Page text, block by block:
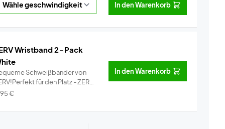
In den Warenkorb
Wristband 2-Pack
Schweißbänder von
für den Platz - ZERV
€
In den Warenkorb